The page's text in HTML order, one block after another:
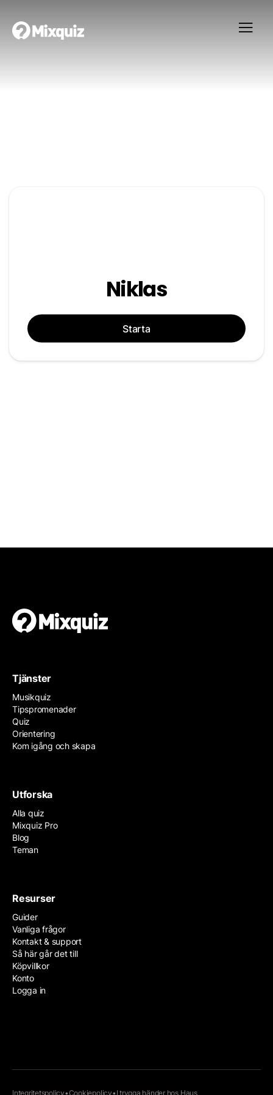
Niklas
Starta
Tjänster
Musikquiz
Tipspromenader
Quiz
Orientering
Kom igång och skapa
Utforska
Alla quiz
Mixquiz Pro
Blog
Teman
Resurser
Guider
Vanliga frågor
Kontakt & support
Så här går det till
Köpvillkor
Konto
Logga in
Integritetspolicy•Cookiepolicy•I trygga händer hos Haus